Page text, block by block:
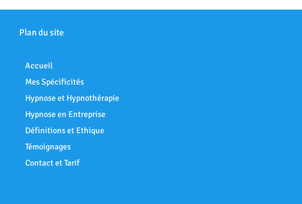
Plan du site
Accueil
Mes Spécificités
Hypnose et Hypnothérapie
Hypnose en Entreprise
Définitions et Ethique
Témoignages
Contact et Tarif